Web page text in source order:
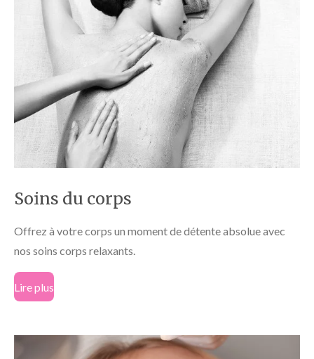
Soins du corps
Offrez à votre corps un moment de détente absolue avec
nos soins corps relaxants.
Lire plus